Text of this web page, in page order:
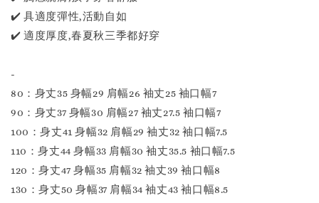
✔️ 具適度彈性,活動自如
✔️ 適度厚度,春夏秋三季都好穿
-
80：身丈35 身幅29 肩幅26 袖丈25 袖口幅7
90：身丈37 身幅30 肩幅27 袖丈27.5 袖口幅7
100：身丈41 身幅32 肩幅29 袖丈32 袖口幅7.5
110：身丈44 身幅33 肩幅30 袖丈35.5 袖口幅7.5
120：身丈47 身幅35 肩幅32 袖丈39 袖口幅8
130：身丈50 身幅37 肩幅34 袖丈43 袖口幅8.5